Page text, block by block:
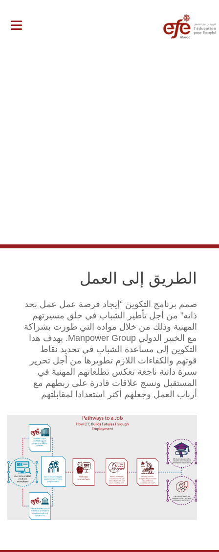
الطريق إلى العمل
صمم برنامج التكوين “إيجاد فرصة عمل عمل بحد
ذاته” من أجل تأطير الشباب في خلق مسيرتهم
المهنية وذلك من خلال مواده التي طورت بشراكة
مع الخبير الدولي Manpower Group. يهدف هدا
التكوين إلى مساعدة الشباب في تحديد نقاط
قوتهم والكفاءات اللازم تطويرها من أجل تحرير
سيرة ذاتية ناجعة تعكس تطلعاتهم المهنية في
المستقبل ونسج علاقات قادرة على ربطهم مع
أرباب العمل وجعلهم أكتر استعدادا لمقابلتهم